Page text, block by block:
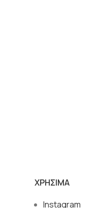
ΧΡΗΣΙΜΑ
Instagram